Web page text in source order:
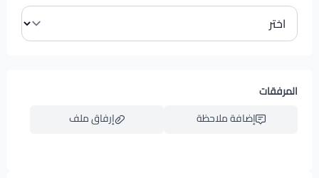
المرفقات
إضافة ملاحظة
إرفاق ملف